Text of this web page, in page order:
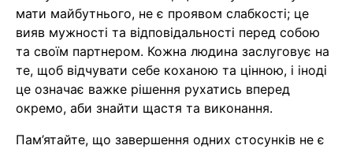
мати майбутнього, не є проявом слабкості; це
вияв мужності та відповідальності перед собою
та своїм партнером. Кожна людина заслуговує на
те, щоб відчувати себе коханою та цінною, і іноді
це означає важке рішення рухатись вперед
окремо, аби знайти щастя та виконання.
Пам’ятайте, що завершення одних стосунків не є